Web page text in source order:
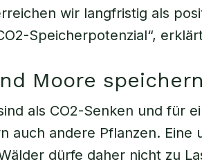
wir langfristig als
Speicherpotenzial“,
Moore
als CO2-Senken und für
auch andere Pflanzen. Eine
dürfe daher nicht zu